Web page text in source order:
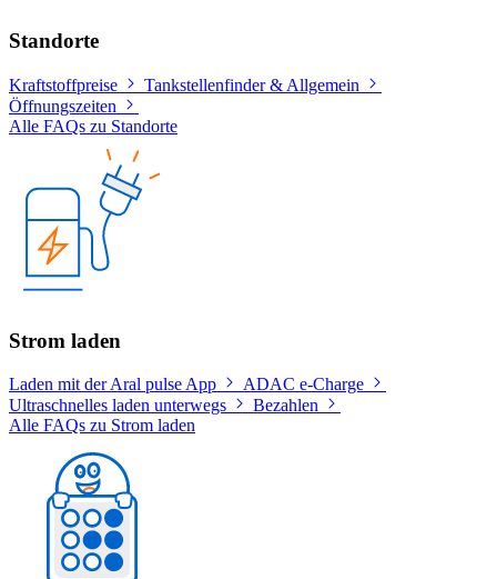
Standorte
Kraftstoffpreise
Tankstellenfinder & Allgemein
Öffnungszeiten
Alle FAQs zu Standorte
Strom laden
Laden mit der Aral pulse App
ADAC e-Charge
Ultraschnelles laden unterwegs
Bezahlen
Alle FAQs zu Strom laden